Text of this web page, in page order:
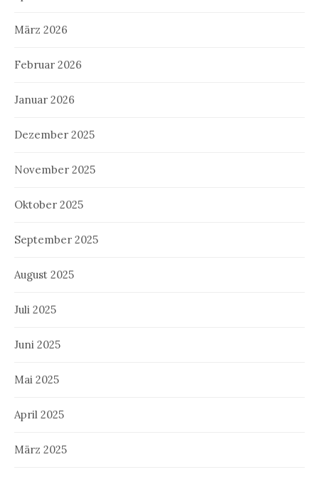
März 2026
Februar 2026
Januar 2026
Dezember 2025
November 2025
Oktober 2025
September 2025
August 2025
Juli 2025
Juni 2025
Mai 2025
April 2025
März 2025